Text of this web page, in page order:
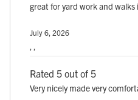
great for yard work and walks
July 6, 2026
, ,
Rated 5 out of 5
Very nicely made very